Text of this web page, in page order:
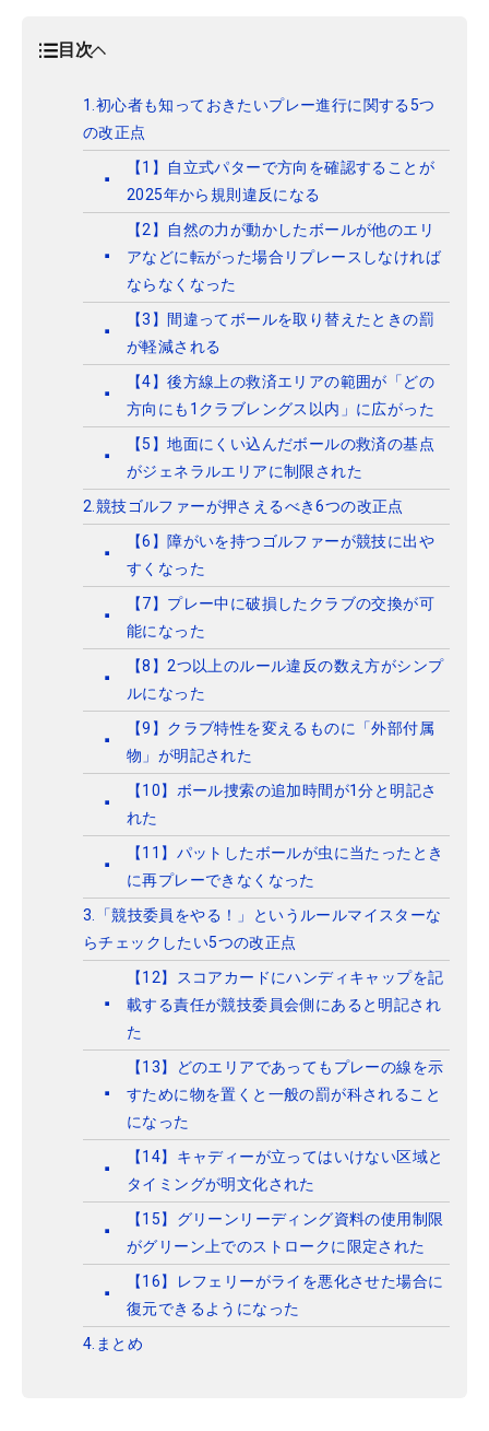
目次
1.初心者も知っておきたいプレー進行に関する5つ
の改正点
【1】自立式パターで方向を確認することが
2025年から規則違反になる
【2】自然の力が動かしたボールが他のエリ
アなどに転がった場合リプレースしなければ
ならなくなった
【3】間違ってボールを取り替えたときの罰
が軽減される
【4】後方線上の救済エリアの範囲が「どの
方向にも1クラブレングス以内」に広がった
【5】地面にくい込んだボールの救済の基点
がジェネラルエリアに制限された
2.競技ゴルファーが押さえるべき6つの改正点
【6】障がいを持つゴルファーが競技に出や
すくなった
【7】プレー中に破損したクラブの交換が可
能になった
【8】2つ以上のルール違反の数え方がシンプ
ルになった
【9】クラブ特性を変えるものに「外部付属
物」が明記された
【10】ボール捜索の追加時間が1分と明記さ
れた
【11】パットしたボールが虫に当たったとき
に再プレーできなくなった
3.「競技委員をやる！」というルールマイスターな
らチェックしたい5つの改正点
【12】スコアカードにハンディキャップを記
載する責任が競技委員会側にあると明記され
た
【13】どのエリアであってもプレーの線を示
すために物を置くと一般の罰が科されること
になった
【14】キャディーが立ってはいけない区域と
タイミングが明文化された
【15】グリーンリーディング資料の使用制限
がグリーン上でのストロークに限定された
【16】レフェリーがライを悪化させた場合に
復元できるようになった
4.まとめ